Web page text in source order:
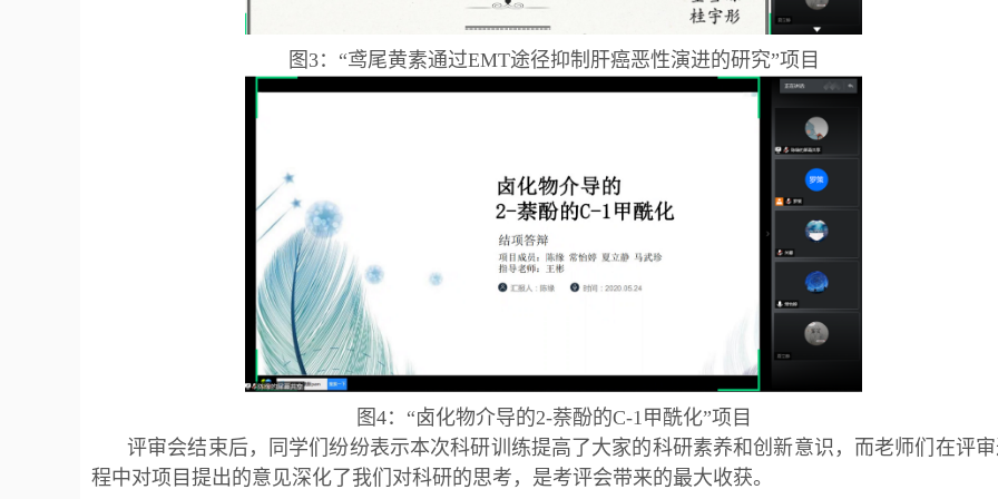
图3：“鸢尾黄素通过EMT途径抑制肝癌恶性演进的研究”项目
图4：“卤化物介导的2-萘酚的C-1甲酰化”项目
评审会结束后，同学们纷纷表示本次科研训练提高了大家的科研素养和创新意识，而老师们在评
程中对项目提出的意见深化了我们对科研的思考，是考评会带来的最大收获。